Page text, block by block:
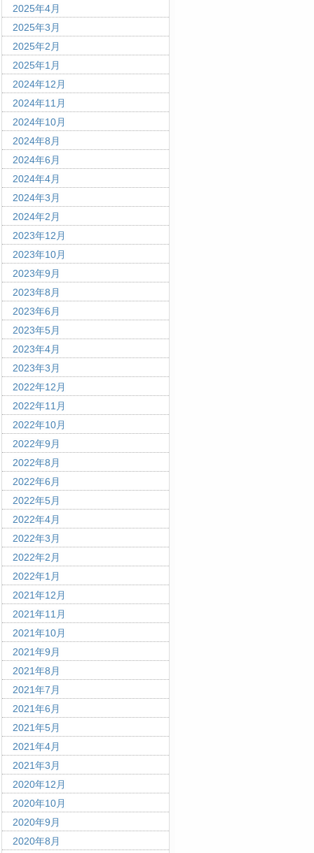
2025年4月
2025年3月
2025年2月
2025年1月
2024年12月
2024年11月
2024年10月
2024年8月
2024年6月
2024年4月
2024年3月
2024年2月
2023年12月
2023年10月
2023年9月
2023年8月
2023年6月
2023年5月
2023年4月
2023年3月
2022年12月
2022年11月
2022年10月
2022年9月
2022年8月
2022年6月
2022年5月
2022年4月
2022年3月
2022年2月
2022年1月
2021年12月
2021年11月
2021年10月
2021年9月
2021年8月
2021年7月
2021年6月
2021年5月
2021年4月
2021年3月
2020年12月
2020年10月
2020年9月
2020年8月